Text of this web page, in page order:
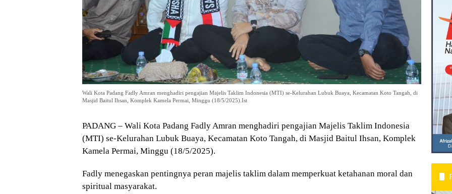
Wali Kota Padang Fadly Amran menghadiri pengajian Majelis Taklim Indonesia (MTI) se-Kelurahan Lubuk Buaya, Kecamatan Koto Tangah, di
Masjid Baitul Ihsan, Komplek Kamela Permai, Minggu (18/5/2025).Ist
PADANG – Wali Kota Padang Fadly Amran menghadiri pengajian Majelis Taklim Indonesia
(MTI) se-Kelurahan Lubuk Buaya, Kecamatan Koto Tangah, di Masjid Baitul Ihsan, Komplek
Kamela Permai, Minggu (18/5/2025).
Fadly menegaskan pentingnya peran majelis taklim dalam memperkuat ketahanan moral dan
spiritual masyarakat.